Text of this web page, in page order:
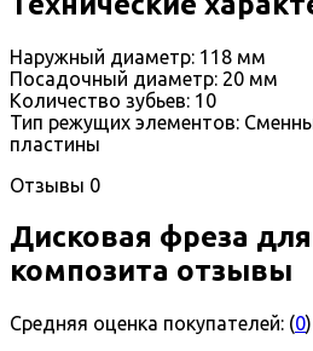
Наружный диаметр: 118 мм
Посадочный диаметр: 20 мм
Количество зубьев: 10
Тип режущих элементов:
пластины
Отзывы 0
Дисковая фреза
композита отзывы
Средняя оценка покупателей: (0)